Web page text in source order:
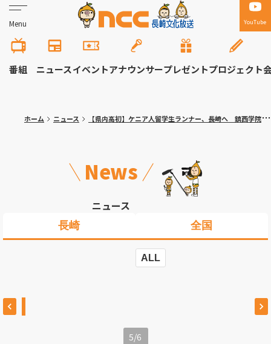
Menu YouTube
番組 ニュースイベントアナウンサープレゼントプロジェクト
ホーム ニュース 【県内高初】ケニア人留学生ランナー、長崎へ 鎮西学院入学式！都大路８位入賞へ強化進む
News
ニュース
長崎 全国
ALL
5/6